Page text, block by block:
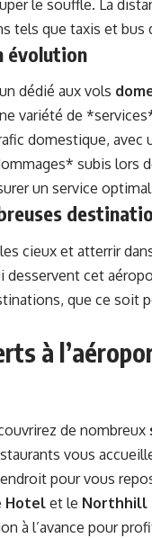
le souffle. La
tels que taxis et bus
évolution
dédié aux vols
variété de
domestique, avec
subis lors
un service
cieux et atterrir
desservent cet
que ce soit
à
de nombreux
vous
pour vous
Hotelet le Northhill
à l’avance pour